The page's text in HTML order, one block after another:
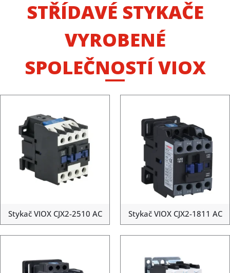
STŘÍDAVÉ STYKAČE
VYROBENÉ
SPOLEČNOSTÍ VIOX
Stykač VIOX CJX2-2510 AC Stykač VIOX CJX2-1811 AC